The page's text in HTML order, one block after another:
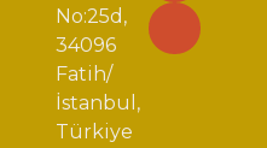
No:25d,
34096
Fatih/
İstanbul,
Türkiye